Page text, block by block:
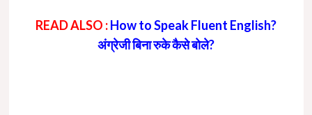
READ ALSO :How to Speak Fluent English?
अंग्रेजी बिना रुके कैसे बोले?